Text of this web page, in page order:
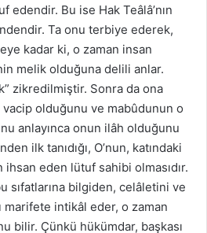
edendir. Bu ise Hak Teâlâ’nın
Ta onu terbiye ederek,
kadar ki, o zaman insan
melik olduğuna delili anlar.
zikredilmiştir. Sonra da ona
olduğunu ve mabûdunun o
anlayınca onun ilâh olduğunu
ilk tanıdığı, O’nun, katındaki
eden lütuf sahibi olmasıdır.
sıfatlarına bilgiden, celâletini ve
marifete intikâl eder, o zaman
bilir. Çünkü hükümdar, başkası